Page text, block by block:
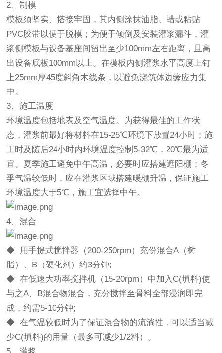
2、制模
模板须坚实、搭接牢固，其内侧涂抹油脂、蜡或粘贴
PVC胶带以便于脱模；为便于倾倒及安装灌浆漏斗，灌
浆侧模板与设备基座间留出至少100mm左右距离，且高
出设备底板100mm以上。在模板内侧灌浆水平高度上钉
上25mm厚45度斜角木线条，以避免浇筑体边缘应力集
中。
3、施工温度
环境温度包括地表及空气温度。为获得最佳的工作状
态，灌浆前最好将材料在15-25℃环境下放置24小时；施
工时及随后24小时内环境温度控制5-32℃，20℃最为适
宜。夏季施工避免中午高温，必要时应搭建遮阳棚；冬
季气温较低时，应在灌浆区域搭建暖棚升温，保证施工
环境温度大于5℃，施工宜选择中午。
4、混合
◆ 用手提式搅拌器（200-250rpm）充份混合A（树
脂）、B（硬化剂）约3分钟;
◆ 在低速大功率搅拌机（15-20rpm）中加入C(填料)使
与之A、B混合物混合，充分搅拌至骨料全部浸润即完
成，约需5-10分钟;
◆ 在气温较低时为了保证混合物的流淌性，可以适当减
少C(填料)的用量（最多可减少1/2料）。